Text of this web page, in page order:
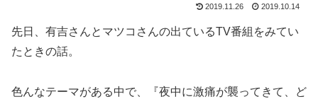
2019.11.26 2019.10.14
先日、有吉さんとマツコさんの出ているTV番組をみてい
たときの話。
色んなテーマがある中で、『夜中に激痛が襲ってきて、ど